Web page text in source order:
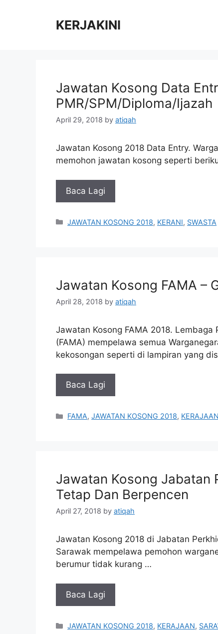
KERJAKINI
Jawatan Kosong Data
PMR/SPM/Diploma/Ijazah
April 29, 2018 by atiqah
Jawatan Kosong 2018 Data Entry.
memohon jawatan kosong seperti
Baca Lagi
Categories
JAWATAN KOSONG 2018, KERANI, SWASTA
Jawatan Kosong FAMA –
April 28, 2018 by atiqah
Jawatan Kosong FAMA 2018.
(FAMA) mempelawa semua
kekosongan seperti di lampiran yang
Baca Lagi
Categories
FAMA,JAWATAN KOSONG 2018, KERAJAAN
Jawatan Kosong Jabatan
Tetap Dan Berpencen
April 27, 2018 by atiqah
Jawatan Kosong 2018 di Jabatan
Sarawak mempelawa pemohon
berumur tidak kurang …
Baca Lagi
Categories
JAWATAN KOSONG 2018, KERAJAAN,